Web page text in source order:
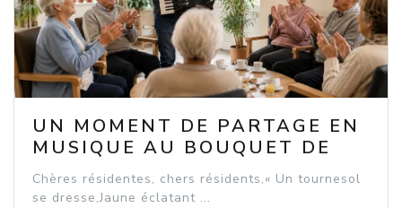
UN MOMENT DE PARTAGE EN
MUSIQUE AU BOUQUET DE
SEEBACH
Chères résidentes, chers résidents,« Un tournesol
se dresse,Jaune éclatant ...